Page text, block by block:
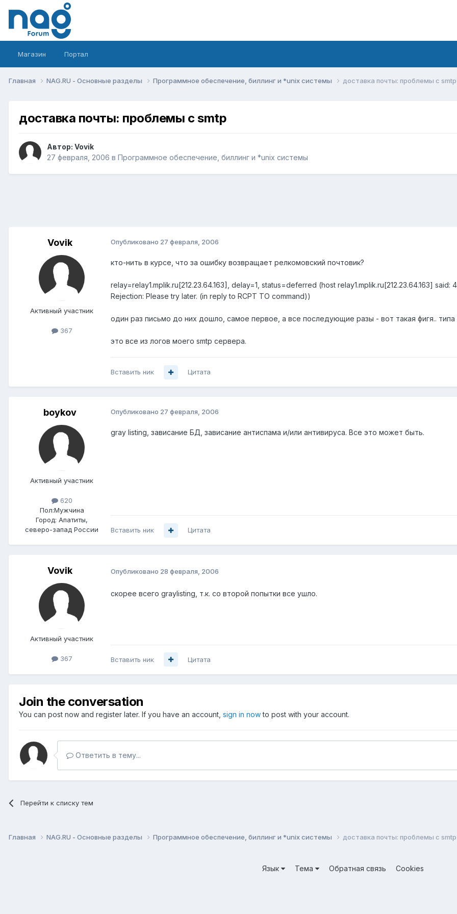
Магазин Портал
Главная NAG.RU - Основные разделы Программное обеспечение, биллинг и *unix системы доставка почты: проблемы с smtp
доставка почты: проблемы с smtp
Автор: Vovik
27 февраля, 2006 в Программное обеспечение, биллинг и *unix системы
Vovik
Активный участник
367
Опубликовано 27 февраля, 2006
кто-нить в курсе, что за ошибку возвращает релкомовский почтовик?
relay=relay1.mplik.ru[212.23.64.163], delay=1, status=deferred (host relay1.mplik.ru[212.23.64.163]
Rejection: Please try later. (in reply to RCPT TO command))
один раз письмо до них дошло, самое первое, а все последующие разы - вот такая фигя..
это все из логов моего smtp сервера.
Вставить ник Цитата
boykov
Активный участник
620
Пол:Мужчина
Город: Апатиты,
северо-запад России
Опубликовано 27 февраля, 2006
gray listing, зависание БД, зависание антиспама и/или антивируса. Все это может быть.
Вставить ник Цитата
Vovik
Активный участник
367
Опубликовано 28 февраля, 2006
скорее всего graylisting, т.к. со второй попытки все ушло.
Вставить ник Цитата
Join the conversation
You can post now and register later. If you have an account, sign in nowto post with your account.
Ответить в тему...
Перейти к списку тем
Главная NAG.RU - Основные разделы Программное обеспечение, биллинг и *unix системы доставка почты: проблемы с smtp
Язык Тема Обратная связь
Cookies